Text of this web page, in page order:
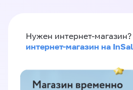
Нужен интернет-магазин?
интернет-магазин на